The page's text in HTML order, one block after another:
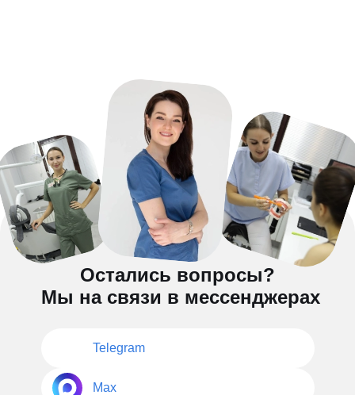
Остались вопросы?
Мы на связи в мессенджерах
Telegram
Max